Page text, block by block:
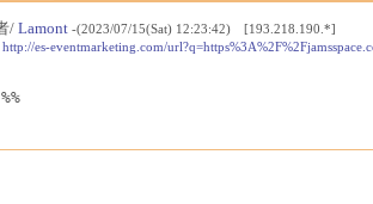
/Lamont -(2023/07/15(Sat) 12:23:42) [193.218.190.*]
http://es-eventmarketing.com/
%%